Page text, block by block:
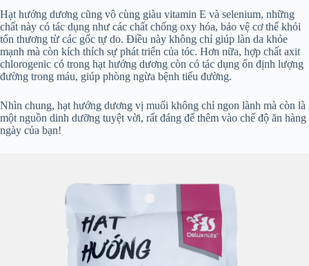
Hạt hướng dương cũng vô cùng giàu vitamin E và selenium, những
chất này có tác dụng như các chất chống oxy hóa, bảo vệ cơ thể khỏi
tổn thương từ các gốc tự do. Điều này không chỉ giúp làn da khỏe
mạnh mà còn kích thích sự phát triển của tóc. Hơn nữa, hợp chất axit
chlorogenic có trong hạt hướng dương còn có tác dụng ổn định lượng
đường trong máu, giúp phòng ngừa bệnh tiểu đường.
Nhìn chung, hạt hướng dương vị muối không chỉ ngon lành mà còn là
một nguồn dinh dưỡng tuyệt vời, rất đáng để thêm vào chế độ ăn hàng
ngày của bạn!